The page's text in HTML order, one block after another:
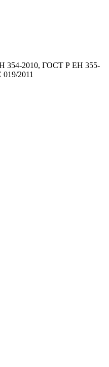
354-2010, ГОСТ Р ЕН 355-
2011